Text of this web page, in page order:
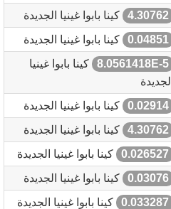
4.30762
كينا بابوا غينيا الجديدة
0.04851 كينا بابوا غينيا الجديدة
8.0561418E-5
كينا بابوا غينيا
الجديدة
0.02914
كينا بابوا غينيا الجديدة
4.30762
كينا بابوا غينيا الجديدة
0.026527
كينا بابوا غينيا الجديدة
0.03076
كينا بابوا غينيا الجديدة
0.033287
كينا بابوا غينيا الجديدة